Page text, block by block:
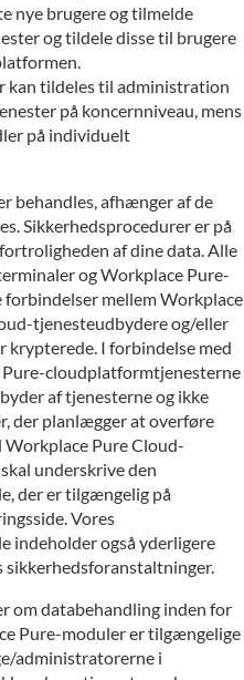
nye brugere og tilmelde
og tildele disse til brugere
kan tildeles til administration
på koncernniveau, mens
på individuelt
behandles, afhænger af de
Sikkerhedsprocedurer er på
af dine data. Alle
og Workplace Pure-
forbindelser mellem Workplace
tjenesteudbydere og/eller
krypterede. I forbindelse med
Pure-cloudplatformtjenesterne
af tjenesterne og ikke
der planlægger at overføre
Pure Cloud-
underskrive den
der er tilgængelig på
Vores
indeholder også yderligere
sikkerhedsforanstaltninger.
om databehandling inden for
Pure-moduler er tilgængelige
administratorerne i